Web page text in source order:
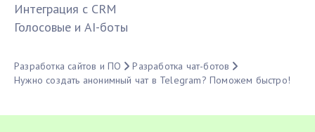
Интеграция с CRM
Голосовые и AI-боты
Разработка сайтов и ПО
Разработка чат-ботов
Нужно создать анонимный чат в Telegram? Поможем быстро!